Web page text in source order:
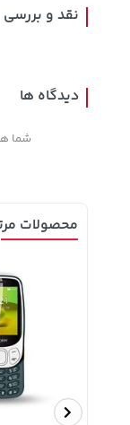
نقد و بررسی
دیدگاه ها
شما
محصولات